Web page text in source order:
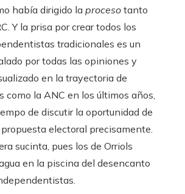
había dirigido la proceso tanto
Y la prisa por crear todos los
tradicionales es un
por todas las opiniones y
en la trayectoria de
como la ANC en los últimos años,
de discutir la oportunidad de
electoral precisamente.
sucinta, pues los de Orriols
en la piscina del desencanto